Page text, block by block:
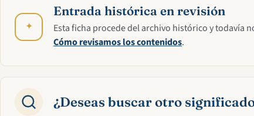
✦
Entrada histórica en revisión
Esta ficha procede del archivo histórico y todavía
Cómo revisamos los contenidos.
¿Deseas buscar otro